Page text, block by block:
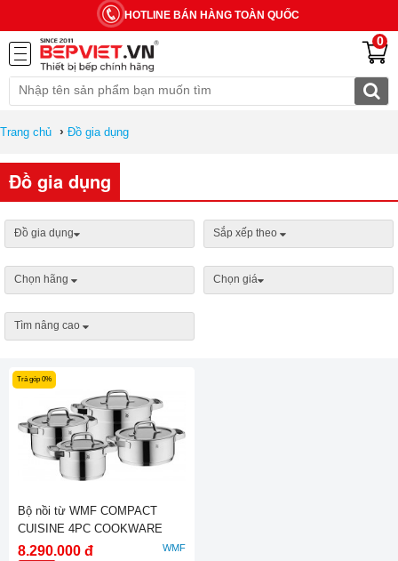
HOTLINE BÁN HÀNG TOÀN QUỐC
0
Trang chủ › Đồ gia dụng
Đồ gia dụng
Đồ gia dụng Sắp xếp theo
Chọn hãng Chọn giá
Tìm nâng cao
Trả góp 0%
Bộ nồi từ WMF COMPACT
CUISINE 4PC COOKWARE
SET 0790046380
8.290.000 đ WMF